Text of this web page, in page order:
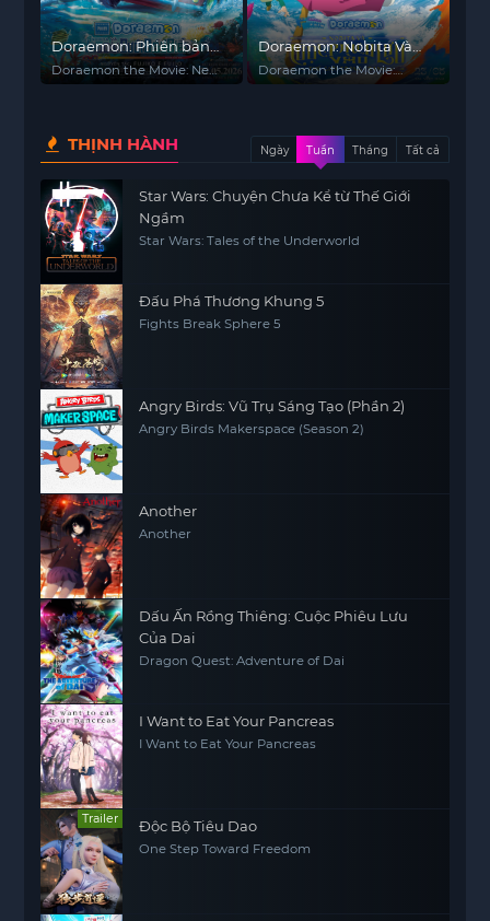
Doraemon: Phiên bản
mới - Nobita Và Lâu Đài
Dưới Đáy Biển
Doraemon the Movie: New
Doraemon: Nobita Và
Cuộc Phiêu Lưu Vào Thế
Giới Trong Tranh
Doraemon the Movie:
THỊNH HÀNH Ngày Tuần Tháng Tất cả
Star Wars: Chuyện Chưa Kể từ Thế Giới
Ngầm
Star Wars: Tales of the Underworld
Đấu Phá Thương Khung 5
Fights Break Sphere 5
Angry Birds: Vũ Trụ Sáng Tạo (Phần 2)
Angry Birds Makerspace (Season 2)
Another
Another
Dấu Ấn Rồng Thiêng: Cuộc Phiêu Lưu
Của Dai
Dragon Quest: Adventure of Dai
I Want to Eat Your Pancreas
I Want to Eat Your Pancreas
Trailer Độc Bộ Tiêu Dao
One Step Toward Freedom